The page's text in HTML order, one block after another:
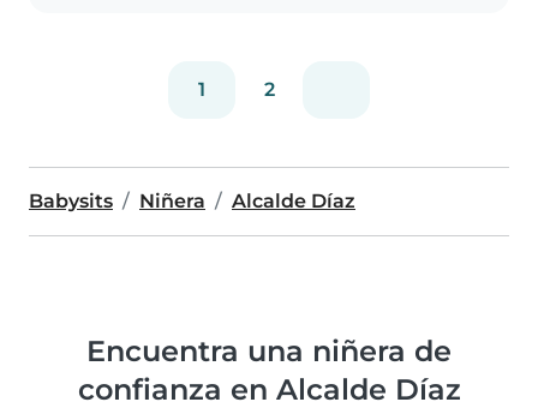
1 2
Babysits Niñera Alcalde Díaz
Encuentra una niñera de
confianza en Alcalde Díaz